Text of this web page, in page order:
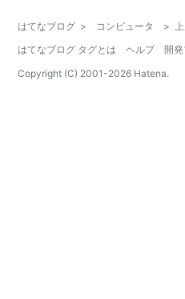
はてなブログ > コンピュータ >
はてなブログ タグとは
ヘルプ 開
Copyright (C) 2001-2026 Hatena.